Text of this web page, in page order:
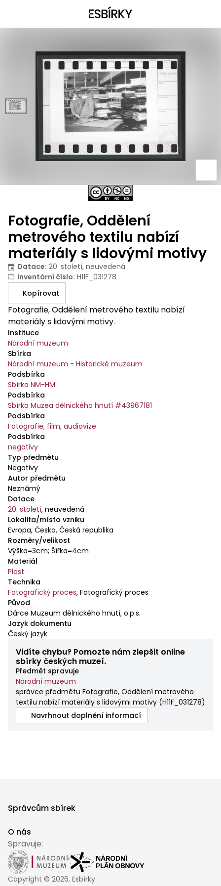
Fotografie, Oddělení
metrového textilu nabízí
materiály s lidovými motivy
Datace: 20. století, neuvedená
Inventární číslo: H11F_031278
Kopírovat
Fotografie, Oddělení metrového textilu nabízí
materiály s lidovými motivy.
Instituce
Národní muzeum
Sbírka
Národní muzeum - Historické muzeum
Podsbírka
Sbírka NM-HM
Podsbírka
Sbírka Muzea dělnického hnutí #43967181
Podsbírka
Fotografie, film, audiovize
Podsbírka
negativy
Typ předmětu
Negativy
Autor předmětu
Neznámý
Datace
20. století, neuvedená
Lokalita/místo vzniku
Evropa, Česko, Česká republika
Rozměry/velikost
Výška=3cm; Šířka=4cm
Materiál
Plast
Technika
Fotografický proces, Fotografický proces
Původ
Dárce Muzeum dělnického hnutí, o.p.s.
Jazyk dokumentu
Český jazyk
Vidíte chybu? Pomozte nám zlepšit online
sbírky českých muzeí.
Předmět spravuje
Národní muzeum
správce předmětu Fotografie, Oddělení metrového
textilu nabízí materiály s lidovými motivy (H11F_031278)
Navrhnout doplnění informací
Správcům sbírek
O nás
Spravuje:
Copyright © 2026, Esbírky